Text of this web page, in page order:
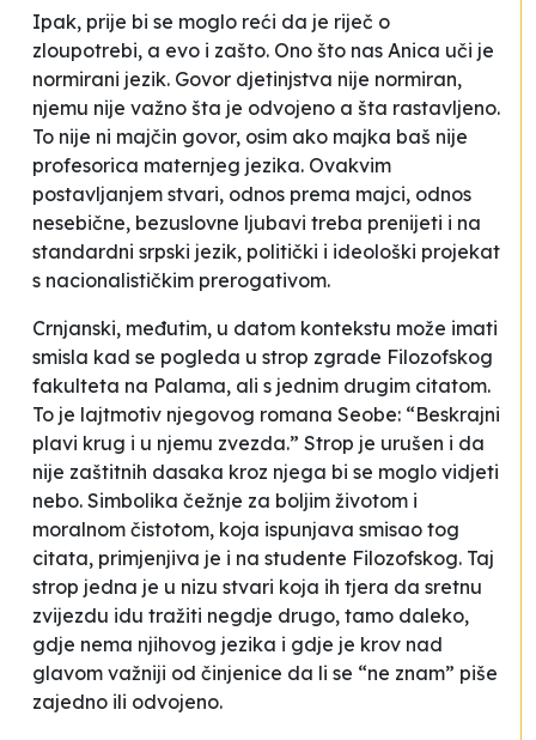
Ipak, prije bi se moglo reći da je riječ o
zloupotrebi, a evo i zašto. Ono što nas Anica uči je
normirani jezik. Govor djetinjstva nije normiran,
njemu nije važno šta je odvojeno a šta rastavljeno.
To nije ni majčin govor, osim ako majka baš nije
profesorica maternjeg jezika. Ovakvim
postavljanjem stvari, odnos prema majci, odnos
nesebične, bezuslovne ljubavi treba prenijeti i na
standardni srpski jezik, politički i ideološki projekat
s nacionalističkim prerogativom.
Crnjanski, međutim, u datom kontekstu može imati
smisla kad se pogleda u strop zgrade Filozofskog
fakulteta na Palama, ali s jednim drugim citatom.
To je lajtmotiv njegovog romana Seobe: “Beskrajni
plavi krug i u njemu zvezda.” Strop je urušen i da
nije zaštitnih dasaka kroz njega bi se moglo vidjeti
nebo. Simbolika čežnje za boljim životom i
moralnom čistotom, koja ispunjava smisao tog
citata, primjenjiva je i na studente Filozofskog. Taj
strop jedna je u nizu stvari koja ih tjera da sretnu
zvijezdu idu tražiti negdje drugo, tamo daleko,
gdje nema njihovog jezika i gdje je krov nad
glavom važniji od činjenice da li se “ne znam” piše
zajedno ili odvojeno.